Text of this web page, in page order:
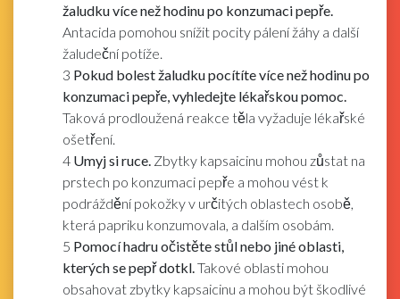
žaludku více než hodinu po konzumaci pepře.
Antacida pomohou snížit pocity pálení žáhy a další
žaludeční potíže.
3 Pokud bolest žaludku pocítíte více než hodinu po
konzumaci pepře, vyhledejte lékařskou pomoc.
Taková prodloužená reakce těla vyžaduje lékařské
ošetření.
4 Umyj si ruce. Zbytky kapsaicinu mohou zůstat na
prstech po konzumaci pepře a mohou vést k
podráždění pokožky v určitých oblastech osobě,
která papriku konzumovala, a dalším osobám.
5 Pomocí hadru očistěte stůl nebo jiné oblasti,
kterých se pepř dotkl. Takové oblasti mohou
obsahovat zbytky kapsaicinu a mohou být škodlivé